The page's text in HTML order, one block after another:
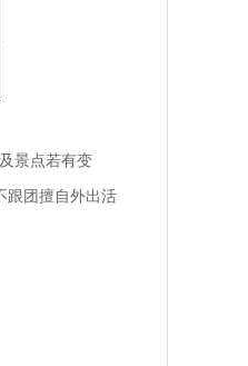
景点若有变
跟团擅自外出活